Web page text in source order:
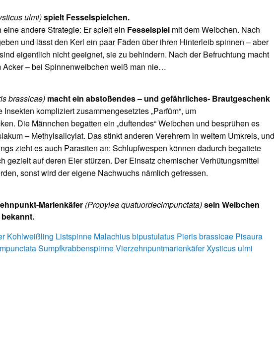
ulmi)spielt Fesselspielchen.
andere Strategie: Er spielt ein Fesselspiel mit dem Weibchen. Nach
und lässt den Kerl ein paar Fäden über ihren Hinterleib spinnen – aber
eigentlich nicht geeignet, sie zu behindern. Nach der Befruchtung macht
Acker – bei Spinnenweibchen weiß man nie…
brassicae) macht ein abstoßendes – und gefährliches- Brautgeschenk
kompliziert zusammengesetztes „Parfüm“, um
Die Männchen begatten ein „duftendes“ Weibchen und besprühen es
– Methylsalicylat. Das stinkt anderen Verehrern in weitem Umkreis, und
zieht es auch Parasiten an: Schlupfwespen können dadurch begattete
gezielt auf deren Eier stürzen. Der Einsatz chemischer Verhütungsmittel
sonst wird der eigene Nachwuchs nämlich gefressen.
Marienkäfer (Propylea quatuordecimpunctata)sein Weibchen
Kohlweißling Listspinne Malachius bipustulatus Pieris brassicae Pisaura
SumpfkrabbenspinneVierzehnpuntmarienkäferXysticus ulmi